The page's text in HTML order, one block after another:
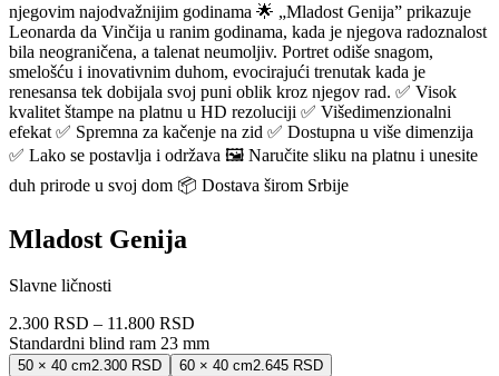
njegovim najodvažnijim godinama 🌟 „Mladost Genija” prikazuje
Leonarda da Vinčija u ranim godinama, kada je njegova radoznalost
bila neograničena, a talenat neumoljiv. Portret odiše snagom,
smelošću i inovativnim duhom, evocirajući trenutak kada je
renesansa tek dobijala svoj puni oblik kroz njegov rad. ✅ Visok
kvalitet štampe na platnu u HD rezoluciji ✅ Višedimenzionalni
efekat ✅ Spremna za kačenje na zid ✅ Dostupna u više dimenzija
✅ Lako se postavlja i održava 🖼️ Naručite sliku na platnu i unesite
duh prirode u svoj dom 📦 Dostava širom Srbije
Mladost Genija
Slavne ličnosti
2.300 RSD – 11.800 RSD
Standardni blind ram 23 mm
50 × 40 cm2.300 RSD 60 × 40 cm2.645 RSD